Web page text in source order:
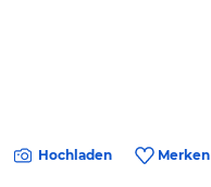
Hochladen Merken